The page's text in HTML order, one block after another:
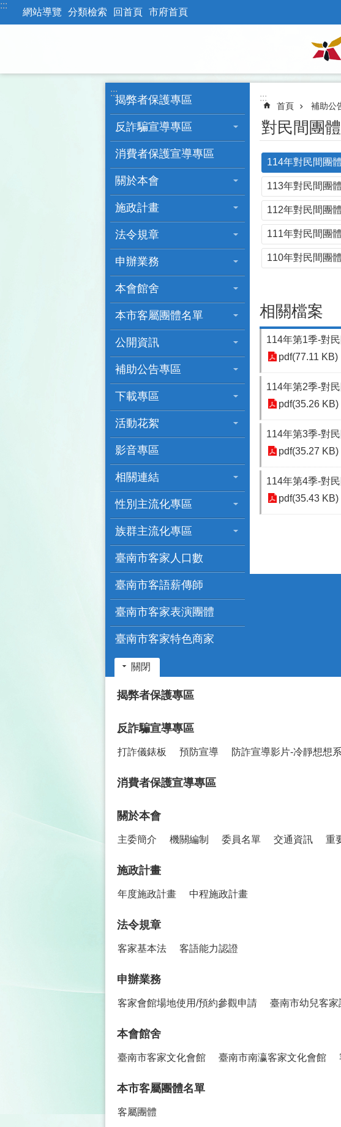
跳到主要內容區塊
:::
網站導覽 分類檢索 回首頁 市府首頁
:::
揭弊者保護專區
反詐騙宣導專區
消費者保護宣導專區
關於本會
施政計畫
法令規章
申辦業務
本會館舍
本市客屬團體名單
公開資訊
補助公告專區
下載專區
活動花絮
影音專區
相關連結
性別主流化專區
族群主流化專區
臺南市客家人口數
臺南市客語薪傳師
臺南市客家表演團體
臺南市客家特色商家
:::
首頁 補助公
對民間團
114年對民間團
113年對民間團
112年對民間團
111年對民間團
110年對民間團
相關檔案
114年第1季-對
pdf(77.11 KB)
114年第2季-對
pdf(35.26 KB)
114年第3季-對
pdf(35.27 KB)
114年第4季-對
pdf(35.43 KB)
關閉
揭弊者保護專區
反詐騙宣導專區
打詐儀錶板 預防宣導 防詐宣導影片-冷靜想想
消費者保護宣導專區
關於本會
主委簡介 機關編制 委員名單 交通資訊 重
施政計畫
年度施政計畫 中程施政計畫
法令規章
客家基本法 客語能力認證
申辦業務
客家會館場地使用/預約參觀申請 臺南市幼兒客
本會館舍
臺南市客家文化會館 臺南市南瀛客家文化會館
本市客屬團體名單
客屬團體